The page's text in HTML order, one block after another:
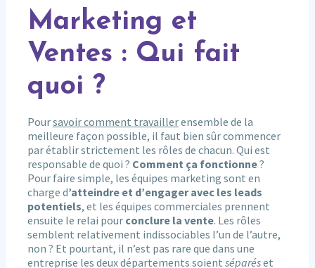
Marketing et
Ventes : Qui fait
quoi ?
Poursavoir comment travaillerensemble de la
meilleure façon possible, il faut bien sûr commencer
par établir strictement les rôles de chacun. Qui est
responsable de quoi ? Comment ça fonctionne?
Pour faire simple, les équipes marketing sont en
charge d’atteindre et d’engager avec les leads
potentiels, et les équipes commerciales prennent
ensuite le relai pour conclure la vente. Les rôles
semblent relativement indissociables l’un de l’autre,
non ? Et pourtant, il n’est pas rare que dans une
entreprise les deux départements soient séparéset